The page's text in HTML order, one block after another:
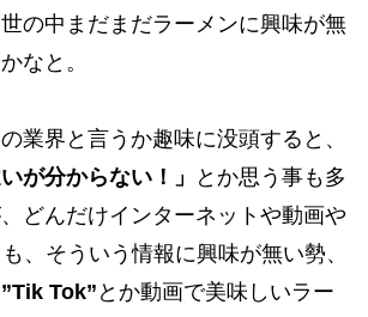
の中まだまだラーメンに興味が無
なと。
業界と言うか趣味に没頭すると、
が分からない！」
とか思う事も多
どんだけインターネットや動画や
、そういう情報に興味が無い勢、
”Tik Tok” とか動画で美味しいラー